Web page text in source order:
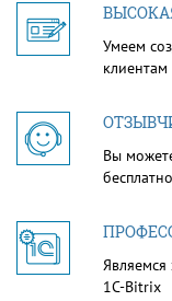
Умеем
Вы
1С-Bitrix